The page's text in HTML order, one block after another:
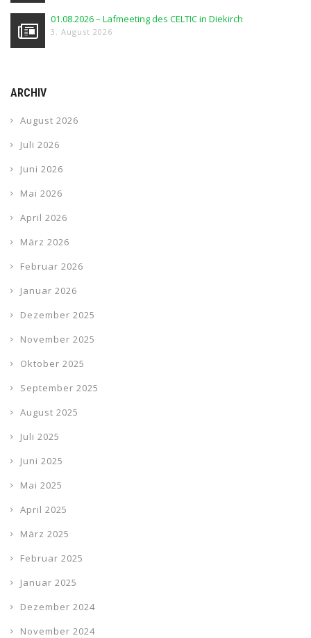
01.08.2026 – Lafmeeting des CELTIC in Diekirch
3. August 2026
ARCHIV
August 2026
Juli 2026
Juni 2026
Mai 2026
April 2026
März 2026
Februar 2026
Januar 2026
Dezember 2025
November 2025
Oktober 2025
September 2025
August 2025
Juli 2025
Juni 2025
Mai 2025
April 2025
März 2025
Februar 2025
Januar 2025
Dezember 2024
November 2024